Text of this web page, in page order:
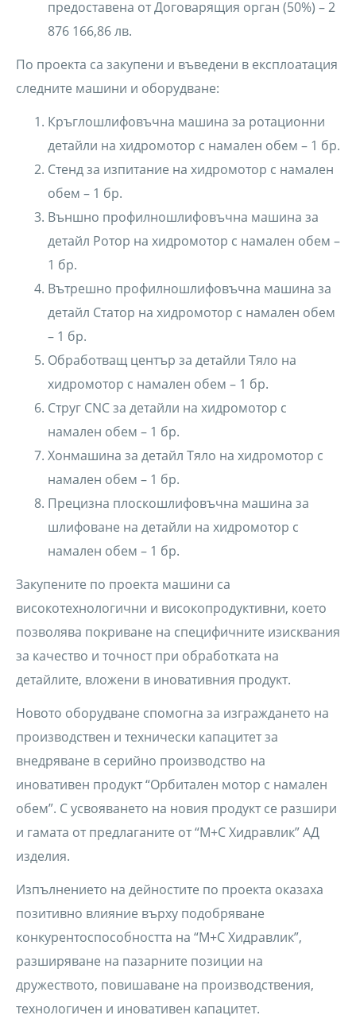
предоставена от Договарящия орган (50%) – 2
876 166,86 лв.
По проекта са закупени и въведени в експлоатация
следните машини и оборудване:
Кръглошлифовъчна машина за ротационни
детайли на хидромотор с намален обем – 1 бр.
Стенд за изпитание на хидромотор с намален
обем – 1 бр.
Външно профилношлифовъчна машина за
детайл Ротор на хидромотор с намален обем –
1 бр.
Вътрешно профилношлифовъчна машина за
детайл Статор на хидромотор с намален обем
– 1 бр.
Обработващ център за детайли Тяло на
хидромотор с намален обем – 1 бр.
Струг CNC за детайли на хидромотор с
намален обем – 1 бр.
Хонмашина за детайл Тяло на хидромотор с
намален обем – 1 бр.
Прецизна плоскошлифовъчна машина за
шлифоване на детайли на хидромотор с
намален обем – 1 бр.
Закупените по проекта машини са
високотехнологични и високопродуктивни, което
позволява покриване на специфичните изисквания
за качество и точност при обработката на
детайлите, вложени в иновативния продукт.
Новото оборудване спомогна за изграждането на
производствен и технически капацитет за
внедряване в серийно производство на
иновативен продукт “Орбитален мотор с намален
обем”. С усвояването на новия продукт се разшири
и гамата от предлаганите от “М+С Хидравлик” АД
изделия.
Изпълнението на дейностите по проекта оказаха
позитивно влияние върху подобряване
конкурентоспособността на “М+С Хидравлик”,
разширяване на пазарните позиции на
дружеството, повишаване на производствения,
технологичен и иновативен капацитет.